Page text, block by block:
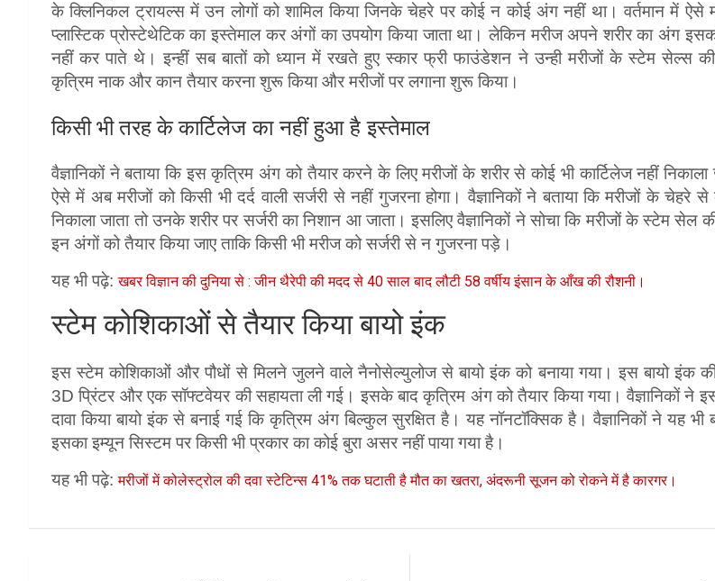
के क्लिनिकल ट्रायल्स में उन लोगों को शामिल किया जिनके चेहरे पर कोई न कोई अंग नहीं था। वर्तमान में ऐसे
प्लास्टिक प्रोस्टेथेटिक का इस्तेमाल कर अंगों का उपयोग किया जाता था। लेकिन मरीज अपने शरीर का अंग
नहीं कर पाते थे। इन्हीं सब बातों को ध्यान में रखते हुए स्कार फ्री फाउंडेशन ने उन्ही मरीजों के स्टेम सेल्स
कृत्रिम नाक और कान तैयार करना शुरू किया और मरीजों पर लगाना शुरू किया।
किसी भी तरह केकार्टिलेज का नहीं हुआ है इस्तेमाल
वैज्ञानिकों ने बताया कि इस कृत्रिम अंग को तैयार करने के लिए मरीजों के शरीर से कोई भी कार्टिलेज नहीं निकाला
ऐसे में अब मरीजों को किसी भी दर्द वाली सर्जरी से नहीं गुजरना होगा। वैज्ञानिकों ने बताया कि मरीजों के चेहरे से
निकाला जाता तो उनके शरीर पर सर्जरी का निशान आ जाता। इसलिए वैज्ञानिकों ने सोचा कि मरीजों के स्टेम सेल
इन अंगों को तैयार किया जाए ताकि किसी भी मरीज को सर्जरी से न गुजरना पड़े।
यह भी पढ़े:खबर विज्ञान की दुनिया से : जीन थैरेपी की मदद से 40 साल बाद लौटी 58 वर्षीय इंसान के आँख की रौशनी।
स्टेम कोशिकाओं से तैयार किया बायो इंक
इस स्टेम कोशिकाओं और पौधों से मिलने जुलने वाले नैनोसेल्युलोज से बायो इंक को बनाया गया। इस बायो इंक
3D प्रिंटर और एक सॉफ्टवेयर की सहायता ली गई। इसके बाद कृत्रिम अंग को तैयार किया गया। वैज्ञानिकों ने
दावा किया बायो इंक से बनाई गई कि कृत्रिम अंग बिल्कुल सुरक्षित है। यह नॉनटॉक्सिक है। वैज्ञानिकों ने यह भी
इसका इम्यून सिस्टम पर किसी भी प्रकार का कोई बुरा असर नहीं पाया गया है।
यह भी पढ़े:मरीजों में कोलेस्ट्रोल की दवा स्टेटिन्स 41% तक घटाती है मौत का खतरा, अंदरूनी सूजन को रोकने में है कारगर।